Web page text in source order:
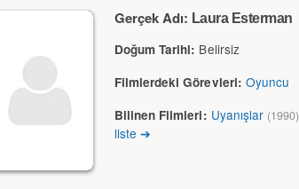
Gerçek Adı: Laura Esterman
Doğum Tarihi: Belirsiz
Filmlerdeki Görevleri: Oyuncu
Bilinen Filmleri: Uyanışlar (1990)
liste ➔